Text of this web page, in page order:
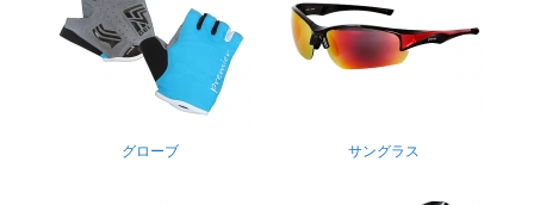
グローブ サングラス